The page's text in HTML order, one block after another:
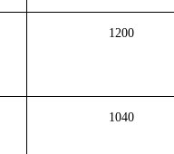
1200
1040